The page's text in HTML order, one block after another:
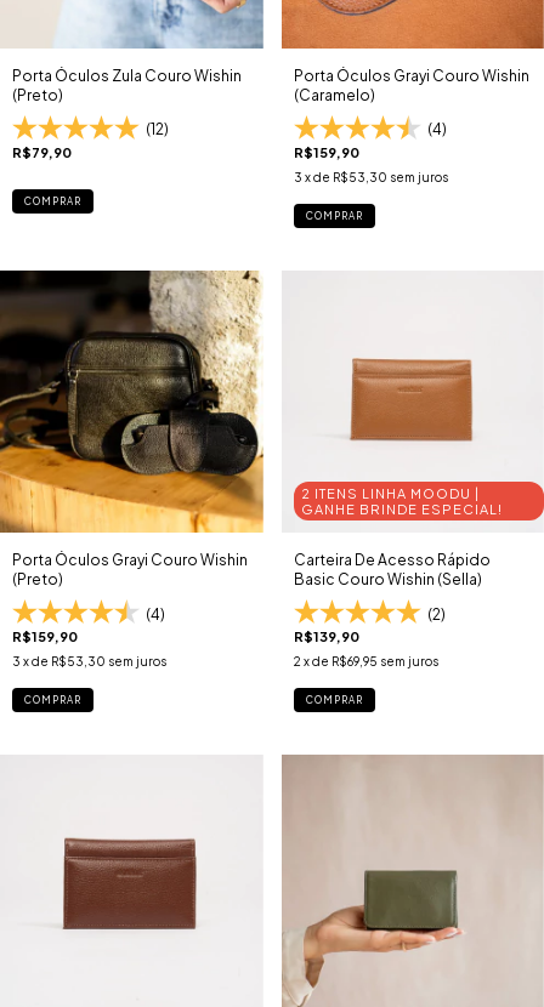
Porta Óculos Zula Couro Wishin
(Preto)
(12)
R$79,90
COMPRAR
Porta Óculos Grayi Couro Wishin
(Caramelo)
(4)
R$159,90
3 x de R$53,30 sem juros
COMPRAR
Porta Óculos Grayi Couro Wishin
(Preto)
(4)
R$159,90
3 x de R$53,30 sem juros
COMPRAR
2 ITENS LINHA MOODU |
GANHE BRINDE ESPECIAL!
Carteira De Acesso Rápido
Basic Couro Wishin (Sella)
(2)
R$139,90
2 x de R$69,95 sem juros
COMPRAR